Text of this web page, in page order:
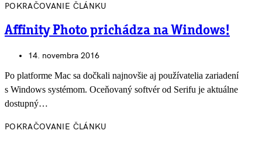
POKRAČOVANIE ČLÁNKU
Affinity Photo prichádza na Windows!
14. novembra 2016
Po platforme Mac sa dočkali najnovšie aj používatelia zariadení
s Windows systémom. Oceňovaný softvér od Serifu je aktuálne
dostupný…
POKRAČOVANIE ČLÁNKU